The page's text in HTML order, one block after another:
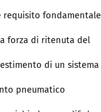
requisito fondamentale
forza di ritenuta del
di un sistema
pneumatico